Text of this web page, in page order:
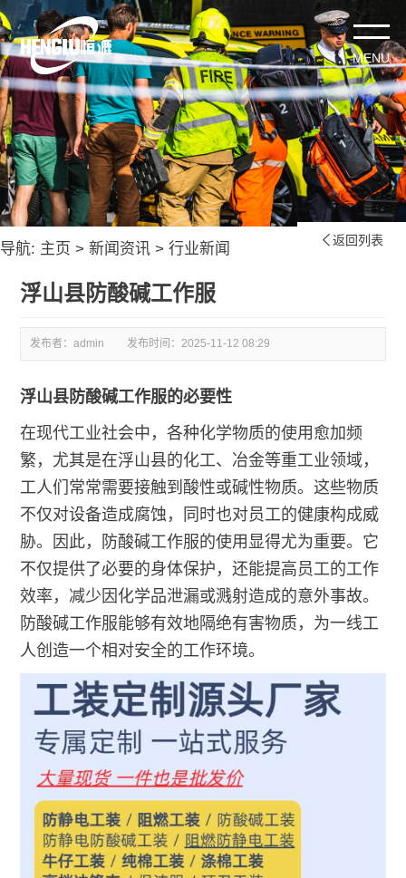
导航: 主页 > 新闻资讯 > 行业新闻  返回列表
浮山县防酸碱工作服
发布者：admin 发布时间：2025-11-12 08:29
浮山县防酸碱工作服的必要性
在现代工业社会中，各种化学物质的使用愈加频
繁，尤其是在浮山县的化工、冶金等重工业领域，
工人们常常需要接触到酸性或碱性物质。这些物质
不仅对设备造成腐蚀，同时也对员工的健康构成威
胁。因此，防酸碱工作服的使用显得尤为重要。它
不仅提供了必要的身体保护，还能提高员工的工作
效率，减少因化学品泄漏或溅射造成的意外事故。
防酸碱工作服能够有效地隔绝有害物质，为一线工
人创造一个相对安全的工作环境。